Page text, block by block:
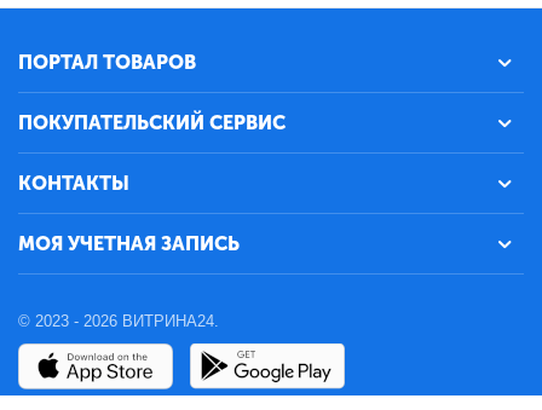
ПОРТАЛ ТОВАРОВ
ПОКУПАТЕЛЬСКИЙ СЕРВИС
КОНТАКТЫ
МОЯ УЧЕТНАЯ ЗАПИСЬ
© 2023 - 2026 ВИТРИНА24.